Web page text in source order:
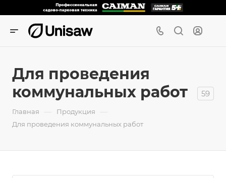
Для проведения
коммунальных работ
59
Главная — Продукция —
Для проведения коммунальных работ